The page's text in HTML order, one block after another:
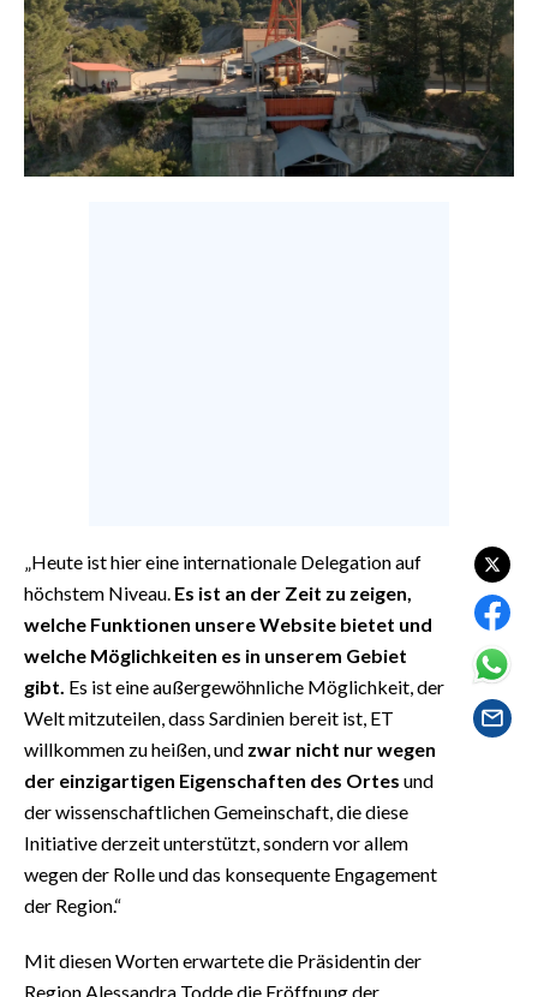
CALCIO
CALCIO REGIONALE
BASKET
VOLLEY
MOTORI
#CARAUNIONE
INSULARITÀ
FOTO
VIDEO
INFO AZIENDE
ABBONATI
ANNUNCI
PUBBLICITÀ
„Heute ist hier eine internationale Delegation auf
höchstem Niveau. Es ist an der Zeit zu zeigen,
welche Funktionen unsere Website bietet und
welche Möglichkeiten es in unserem Gebiet
gibt. Es ist eine außergewöhnliche Möglichkeit, der
Welt mitzuteilen, dass Sardinien bereit ist, ET
willkommen zu heißen, und zwar nicht nur wegen
der einzigartigen Eigenschaften des Ortes und
der wissenschaftlichen Gemeinschaft, die diese
Initiative derzeit unterstützt, sondern vor allem
wegen der Rolle und das konsequente Engagement
der Region.“
Mit diesen Worten erwartete die Präsidentin der
Region Alessandra Todde die Eröffnung der